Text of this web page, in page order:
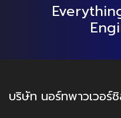
บริษัท นอร์ทพาวเวอร์